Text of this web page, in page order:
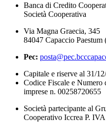
Banca di Credito
Società Cooperativa
Via Magna Graecia, 345
84047 Capaccio Paestum
Pec:
Capitale e riserve al 31/
Codice Fiscale e Numero
imprese n. 00258720655
Società partecipante al
Cooperativo Iccrea P.